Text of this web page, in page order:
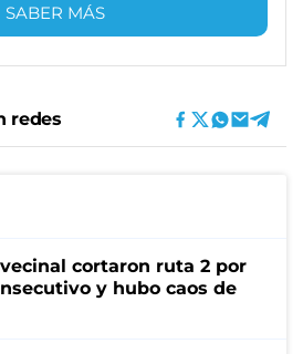
SABER MÁS
redes
cortaron ruta 2 por
y hubo caos de